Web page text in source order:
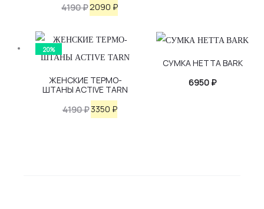
4190₽ Первоначальная
составляла
4190 ₽.
2090 ₽Текущая
2090 ₽.
20%
ЖЕНСКИЕ ТЕРМО-
ШТАНЫ ACTIVE TARN
4190₽ Первоначальная
3350 ₽Текущая
СУМКА HETTA BARK
6950 ₽